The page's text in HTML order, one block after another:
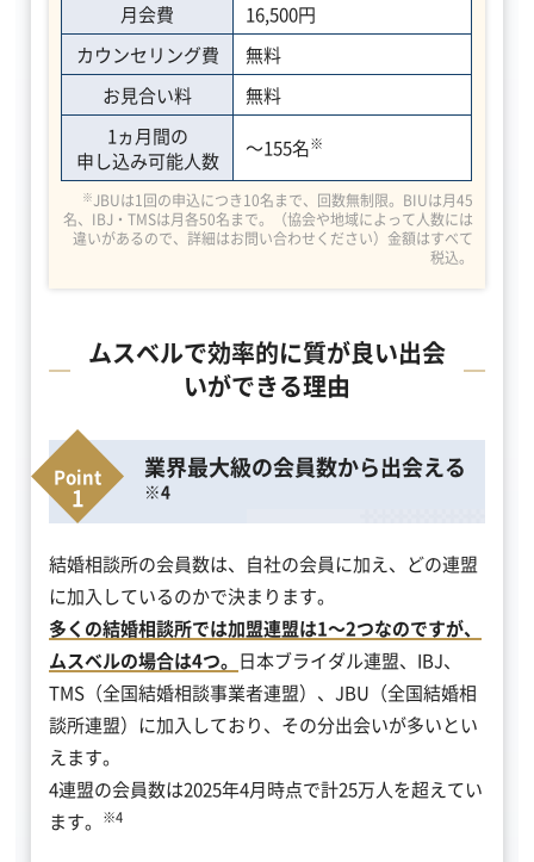
月会費
16,500円
カウンセリング費
無料
お見合い料
無料
1ヵ月間の
申し込み可能人数
～155名※
※JBUは1回の申込につき10名まで、回数無制限。BIUは月45
名、IBJ・TMSは月各50名まで。（協会や地域によって人数には
違いがあるので、詳細はお問い合わせください）金額はすべて
税込。
ムスベルで効率的に質が良い出会
いができる理由
業界最大級の会員数から出会える
※4
結婚相談所の会員数は、自社の会員に加え、どの連盟
に加入しているのかで決まります。
多くの結婚相談所では加盟連盟は1～2つなのですが、
ムスベルの場合は4つ。 日本ブライダル連盟、IBJ、
TMS（全国結婚相談事業者連盟）、JBU（全国結婚相
談所連盟）に加入しており、その分出会いが多いとい
えます。
4連盟の会員数は2025年4月時点で計25万人を超えてい
ます。
※4